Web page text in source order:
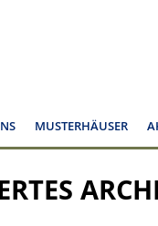
MUSTERHÄUSER